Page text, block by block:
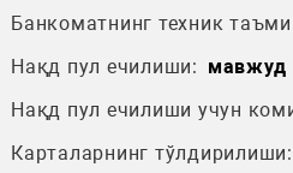
Банкоматнинг техник
Нақд пул ечилиши: мавжуд
Нақд пул ечилиши учун
Карталарнинг тўлдирилиши: